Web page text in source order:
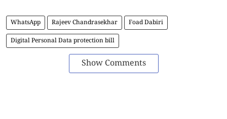
WhatsApp Rajeev Chandrasekhar
Foad Dabiri
Digital Personal Data protection bill
Show Comments